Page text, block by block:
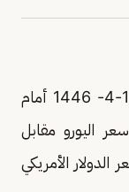
اليوم الأحد 17-4- 1446 أمام
اليورو مقابل
سعر الدولار الأمريكي